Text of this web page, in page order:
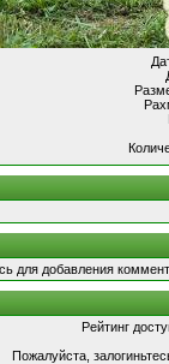
для добавления
Рейтинг
Пожалуйста,